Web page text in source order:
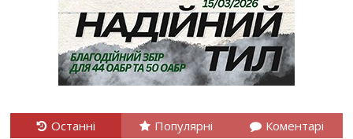
Останні Популярні Коментарі